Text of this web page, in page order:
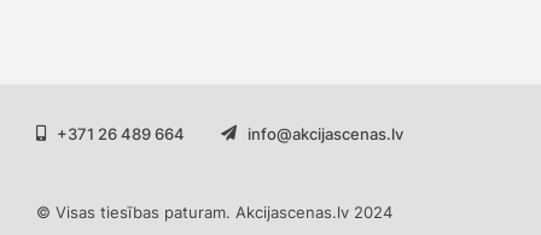
+371 26 489 664 info@akcijascenas.lv
© Visas tiesības paturam. Akcijascenas.lv 2024